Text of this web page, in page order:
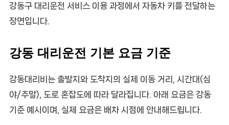
강동구 대리운전 서비스 이용 과정에서 자동차 키를 전달하는
장면입니다.
강동 대리운전 기본 요금 기준
강동대리비는 출발지와 도착지의 실제 이동 거리, 시간대(심
야/주말), 도로 혼잡도에 따라 달라집니다. 아래 요금은 강동
기준 예시 이며, 실제 요금은 배차 시점에 안내해드립니다.